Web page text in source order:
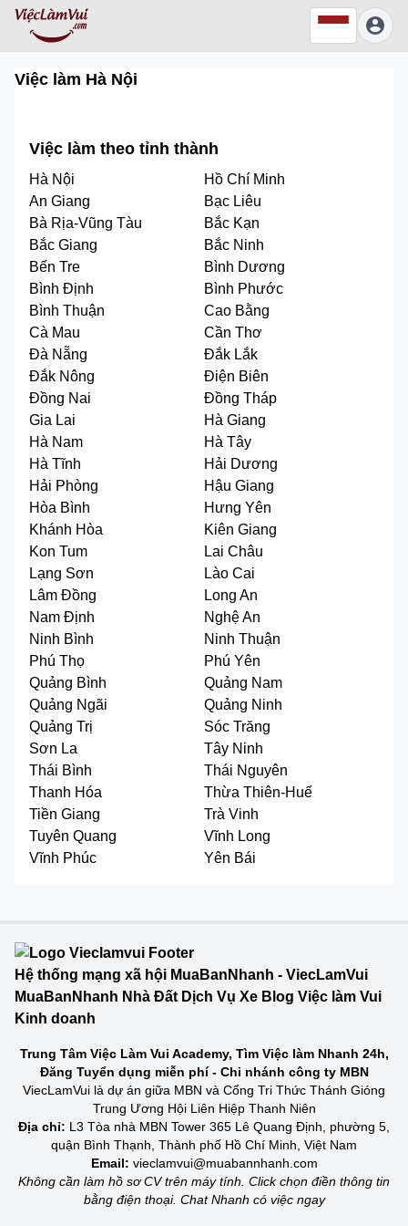
Việc làm Hà Nội
Việc làm theo tỉnh thành
Hà Nội
Hồ Chí Minh
An Giang
Bạc Liêu
Bà Rịa-Vũng Tàu
Bắc Kạn
Bắc Giang
Bắc Ninh
Bến Tre
Bình Dương
Bình Định
Bình Phước
Bình Thuận
Cao Bằng
Cà Mau
Cần Thơ
Đà Nẵng
Đắk Lắk
Đắk Nông
Điện Biên
Đồng Nai
Đồng Tháp
Gia Lai
Hà Giang
Hà Nam
Hà Tây
Hà Tĩnh
Hải Dương
Hải Phòng
Hậu Giang
Hòa Bình
Hưng Yên
Khánh Hòa
Kiên Giang
Kon Tum
Lai Châu
Lạng Sơn
Lào Cai
Lâm Đồng
Long An
Nam Định
Nghệ An
Ninh Bình
Ninh Thuận
Phú Thọ
Phú Yên
Quảng Bình
Quảng Nam
Quảng Ngãi
Quảng Ninh
Quảng Trị
Sóc Trăng
Sơn La
Tây Ninh
Thái Bình
Thái Nguyên
Thanh Hóa
Thừa Thiên-Huế
Tiền Giang
Trà Vinh
Tuyên Quang
Vĩnh Long
Vĩnh Phúc
Yên Bái
Hệ thống mạng xã hội MuaBanNhanh - ViecLamVui
MuaBanNhanh Nhà Đất Dịch Vụ Xe Blog Việc làm Vui
Kinh doanh
Trung Tâm Việc Làm Vui Academy, Tìm Việc làm Nhanh 24h,
Đăng Tuyển dụng miễn phí - Chi nhánh công ty MBN
ViecLamVui là dự án giữa MBN và Cổng Tri Thức Thánh Gióng
Trung Ương Hội Liên Hiệp Thanh Niên
Địa chỉ: L3 Tòa nhà MBN Tower 365 Lê Quang Định, phường 5,
quận Bình Thạnh, Thành phố Hồ Chí Minh, Việt Nam
Email: vieclamvui@muabannhanh.com
Không cần làm hồ sơ CV trên máy tính. Click chọn điền thông tin
bằng điện thoại. Chat Nhanh có việc ngay